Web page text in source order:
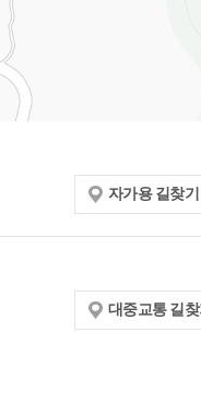
자가용 길찾기
대중교통 길찾